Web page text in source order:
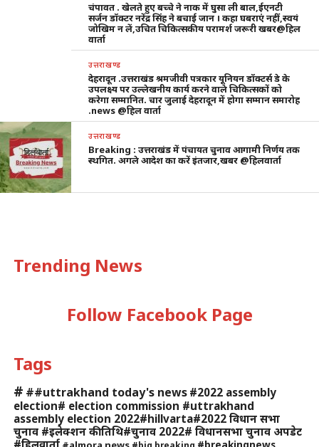
चंपावत . खेलते हुए बच्चे ने नाक में घुसा ली बाल,ईएनटी
सर्जन डॉक्टर नरेंद्र सिंह ने बचाई जान । कहा घबराएं नहीं,स्वयं
जोखिम न लें,उचित चिकित्सकीय परामर्श जरूरी खबर@हिल
वार्ता
उत्तराखण्ड
देहरादून .उत्तराखंड श्रमजीवी पत्रकार यूनियन डॉक्टर्स डे के
उपलक्ष्य पर उल्लेखनीय कार्य करने वाले चिकित्सकों को
करेगा सम्मानित. चार जुलाई देहरादून में होगा सम्मान समारोह
.news @हिल वार्ता
उत्तराखण्ड
Breaking : उत्तराखंड में पंचायत चुनाव आगामी निर्णय तक
स्थगित. अगले आदेश का करें इंतजार,खबर @हिलवार्ता
Trending News
Follow Facebook Page
Tags
# ##uttrakhand today's news #2022 assembly
election# election commission #uttrakhand
assembly election 2022#hillvarta#2022 विधान सभा
चुनाव #इलेक्शन की तिथि#चुनाव 2022# विधानसभा चुनाव अपडेट
#हिलवार्ता